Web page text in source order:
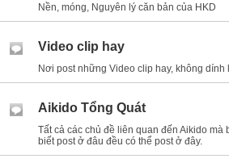
Nền, móng, Nguyên lý căn bản của HKD
Video clip hay
Nơi post những Video clip hay, không dính
Aikido Tổng Quát
Tất cả các chủ đề liên quan đến Aikido mà
biết post ở đâu đều có thể post ở đây.